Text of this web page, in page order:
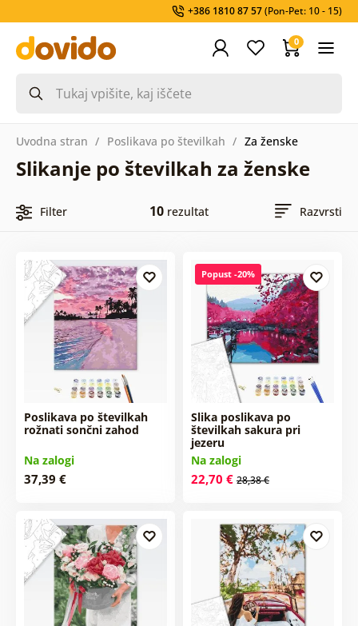
+386 1810 87 57(Pon-Pet: 10 - 15)
0
Uvodna stran Poslikava po številkah Za ženske
Slikanje po številkah za ženske
Filter 10 rezultat Razvrsti
Poslikava po številkah
rožnati sončni zahod
Na zalogi
37,39 €
Popust -20%
Slika poslikava po
številkah sakura pri
jezeru
Na zalogi
22,70 € 28,38 €